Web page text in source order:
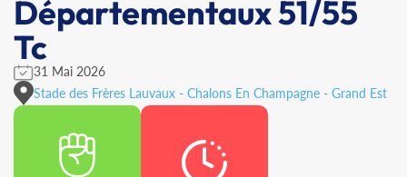
Départementaux 51/55
Tc
31 Mai 2026
Stade des Frères Lauvaux - Chalons En Champagne - Grand Est